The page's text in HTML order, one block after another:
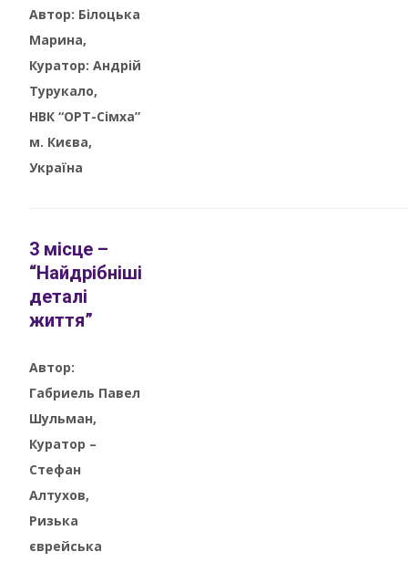
Автор: Білоцька
Марина,
Куратор: Андрій
Турукало,
НВК “ОРТ-Сімха”
м. Києва,
Україна
3 місце –
“Найдрібніші
деталі
життя”
Автор:
Габриель Павел
Шульман,
Куратор –
Стефан
Алтухов,
Ризька
єврейська